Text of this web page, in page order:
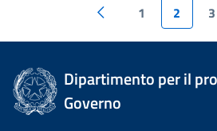
1 2 3
Dipartimento per il
Governo